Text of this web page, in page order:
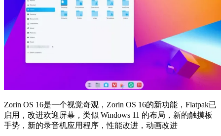
Zorin OS 16是一个视觉奇观，Zorin OS 16的新功能，Flatpak已
启用，改进欢迎屏幕，类似 Windows 11 的布局，新的触摸板
手势，新的录音机应用程序，性能改进，动画改进